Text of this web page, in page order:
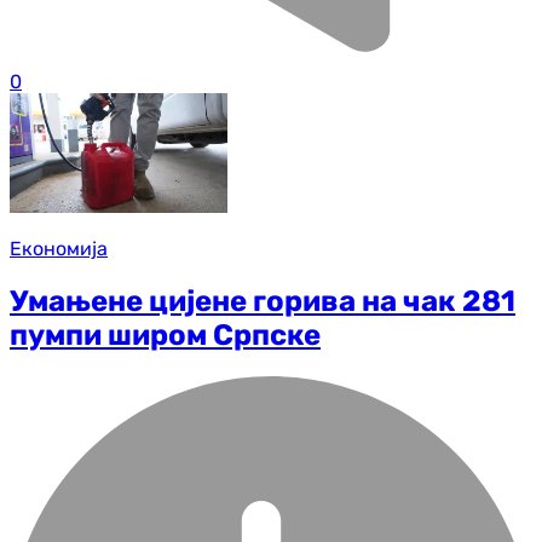
0
Економија
Умањене цијене горива на чак 281
пумпи широм Српске